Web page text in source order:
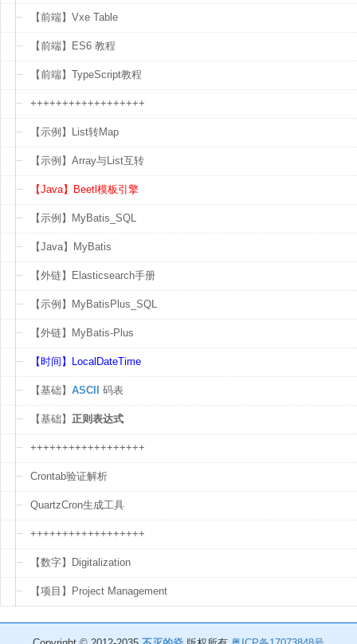
【前端】Vxe Table
【前端】ES6 教程
【前端】TypeScript教程
++++++++++++++++++
【示例】List转Map
【示例】Array与List互转
【Java】Beetl模板引擎
【示例】MyBatis_SQL
【Java】MyBatis
【外链】Elasticsearch手册
【示例】MyBatisPlus_SQL
【外链】MyBatis-Plus
【时间】LocalDateTime
【基础】 ASCII 码表
【基础】 正则表达式
++++++++++++++++++
Crontab验证解析
QuartzCron生成工具
++++++++++++++++++
【数字】Digitalization
【项目】Project Management